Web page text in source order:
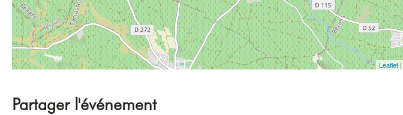
Leaflet |
Partager l'événement